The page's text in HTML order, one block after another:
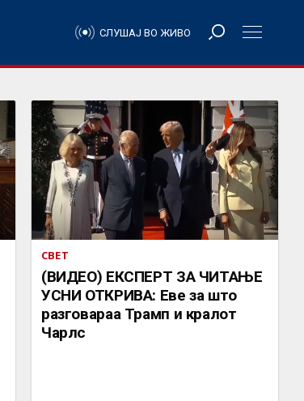
СЛУШАЈ ВО ЖИВО
СВЕТ
(ВИДЕО) ЕКСПЕРТ ЗА ЧИТАЊЕ
УСНИ ОТКРИВА: Еве за што
разговараа Трамп и кралот
Чарлс